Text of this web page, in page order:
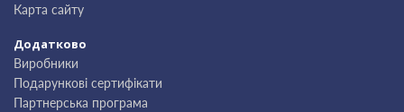
Карта сайту
Додатково
Виробники
Подарункові сертифікати
Партнерська програма